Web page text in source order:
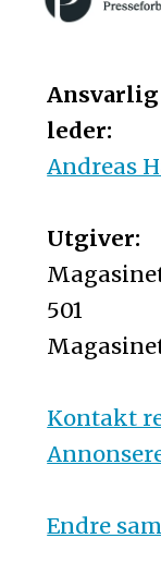
leder:
Andreas
Utgiver:
501
Kontakt
Endre